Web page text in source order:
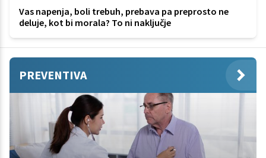
Vas napenja, boli trebuh, prebava pa preprosto ne
deluje, kot bi morala? To ni naključje
PREVENTIVA